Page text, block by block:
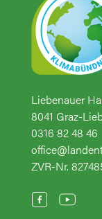
Liebenauer
8041 Graz-
0316 82 48 46
ZVR-Nr.